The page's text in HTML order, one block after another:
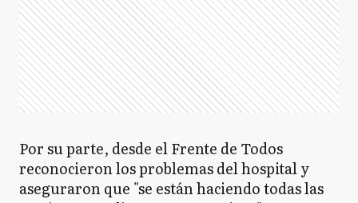
Por su parte, desde el Frente de Todos
reconocieron los problemas del hospital y
aseguraron que "se están haciendo todas las